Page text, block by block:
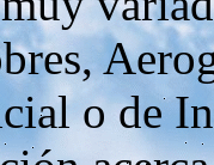
o de